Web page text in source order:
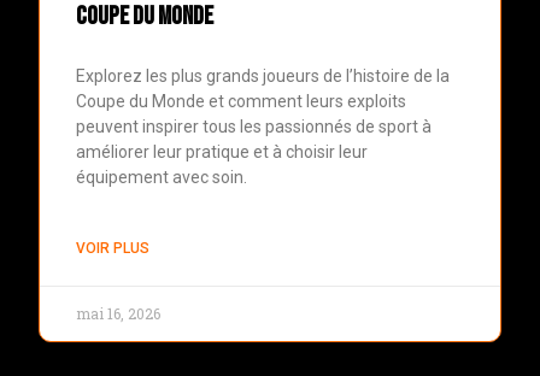
Coupe du Monde
Explorez les plus grands joueurs de l’histoire de la
Coupe du Monde et comment leurs exploits
peuvent inspirer tous les passionnés de sport à
améliorer leur pratique et à choisir leur
équipement avec soin.
VOIR PLUS
mai 16, 2026